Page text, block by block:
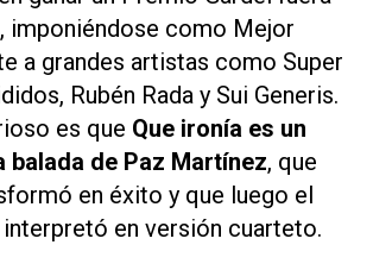
imponiéndose como Mejor
a grandes artistas como Super
Rubén Rada y Sui Generis.
es que Que ironía es un
balada de Paz Martínez, que
en éxito y que luego el
en versión cuarteto.